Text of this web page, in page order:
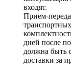
входят.
Прием-
дней после
должна быть
доставки за